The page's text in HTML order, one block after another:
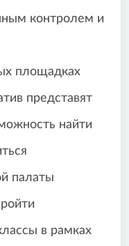
контролем и
площадках
представят
найти
палаты
в рамках